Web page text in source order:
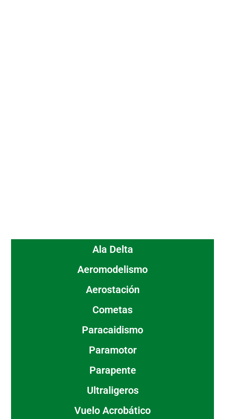
Ala Delta
Aeromodelismo
Aerostación
Cometas
Paracaidismo
Paramotor
Parapente
Ultraligeros
Vuelo Acrobático